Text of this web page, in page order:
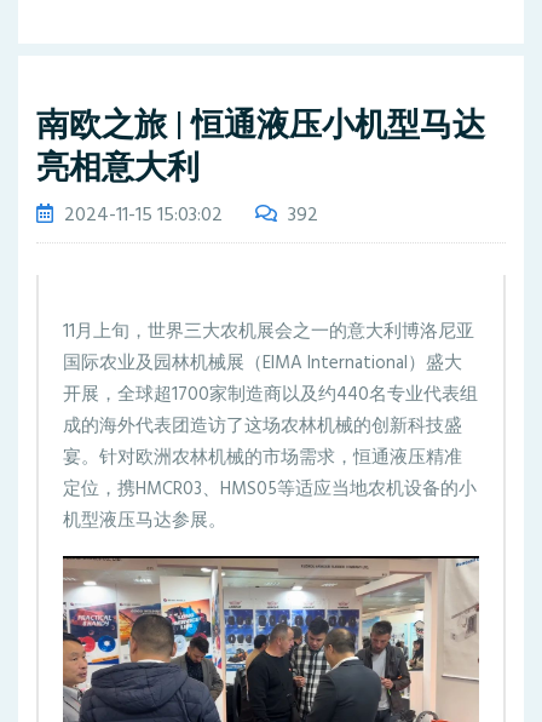
南欧之旅 | 恒通液压小机型马达
亮相意大利
2024-11-15 15:03:02 392
11月上旬，世界三大农机展会之一的意大利博洛尼亚
国际农业及园林机械展（EIMA International）盛大
开展，全球超1700家制造商以及约440名专业代表组
成的海外代表团造访了这场农林机械的创新科技盛
宴。针对欧洲农林机械的市场需求，恒通液压精准
定位，携HMCR03、HMS05等适应当地农机设备的小
机型液压马达参展。